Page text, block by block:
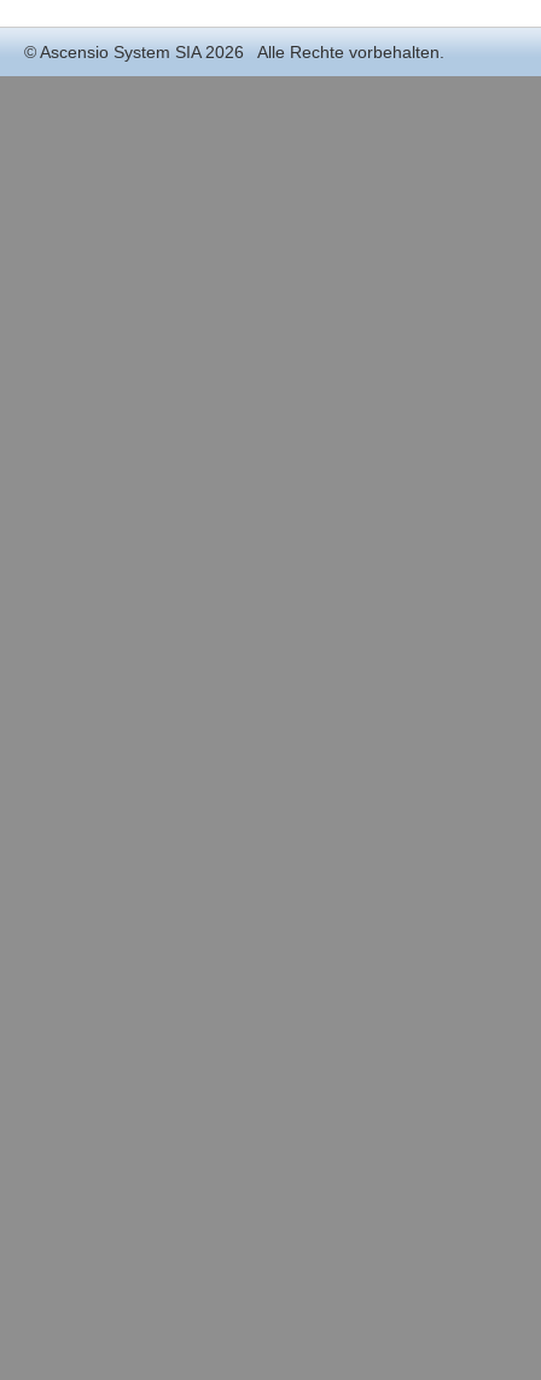
©Ascensio System SIA2026 Alle Rechte vorbehalten.